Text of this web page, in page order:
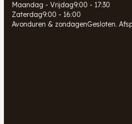
Maandag - Vrijdag9:00 - 17:30
Zaterdag9:00 - 16:00
Avonduren & zondagenGesloten.